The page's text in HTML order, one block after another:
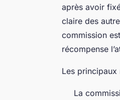
après avoir
claire des
commission
récompense
Les principaux
La